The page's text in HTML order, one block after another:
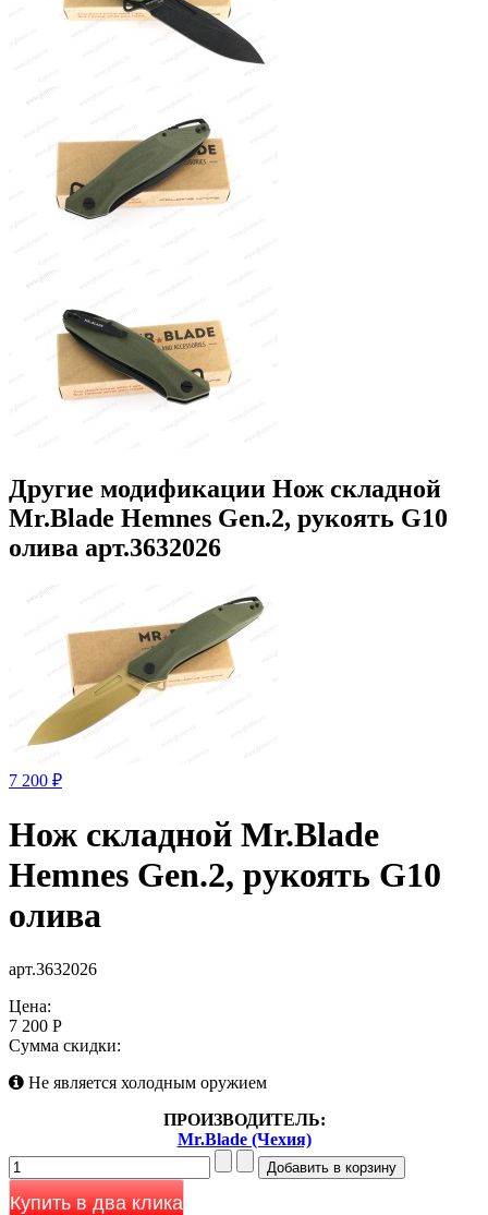
Другие модификации Нож складной
Mr.Blade Hemnes Gen.2, рукоять G10
олива арт.3632026
7 200 ₽
Нож складной Mr.Blade
Hemnes Gen.2, рукоять G10
олива
арт.3632026
Цена:
7 200 Р
Сумма скидки:
Не является холодным оружием
ПРОИЗВОДИТЕЛЬ:
Mr.Blade (Чехия)
Купить в два клика